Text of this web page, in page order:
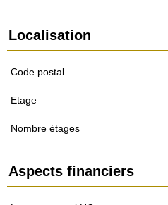
Localisation
Code postal
Etage
Nombre étages
Aspects financiers